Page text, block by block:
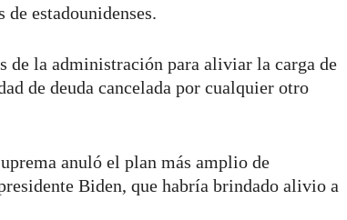
estadounidenses.
de la administración para aliviar la carga de
de deuda cancelada por cualquier otro
anuló el plan más amplio de
Biden, que habría brindado alivio a